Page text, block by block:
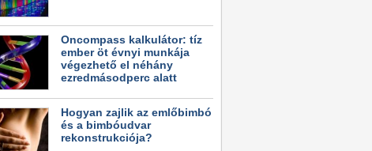
Oncompass kalkulátor: tíz
ember öt évnyi munkája
végezhető el néhány
ezredmásodperc alatt
Hogyan zajlik az emlőbimbó
és a bimbóudvar
rekonstrukciója?